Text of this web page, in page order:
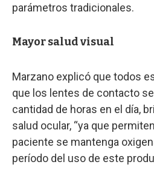
parámetros tradicionales.
Mayor salud visual
Marzano explicó que todos
que los lentes de contacto
cantidad de horas en el día,
salud ocular, “ya que
paciente se mantenga
período del uso de este